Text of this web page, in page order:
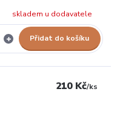
skladem u dodavatele
Přidat do košíku
210 Kč/ks